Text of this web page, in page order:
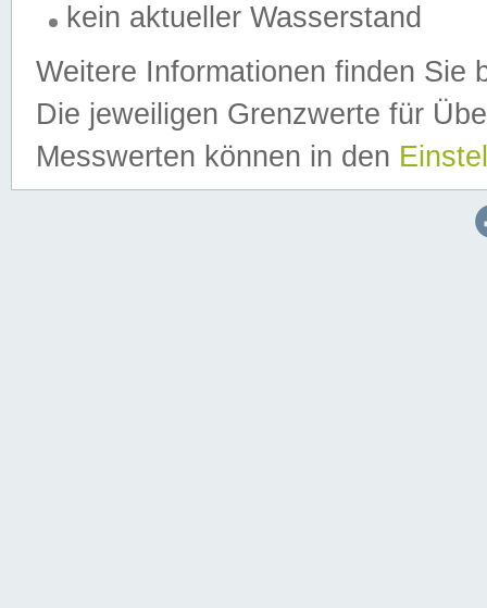
kein aktueller Wasserstand
Weitere Informationen finden Sie
Die jeweiligen Grenzwerte für
Messwerten können in den